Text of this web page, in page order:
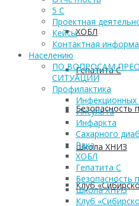
ХОБЛ
Гепатита С
Безопасность
Школа ХНИЗ
Клуб
5 С
Проектная
Кейсы
Контактная
Населению
ПО ВОПРОСАМ
СИТУАЦИЙ
Профилактика
Инфекционных
Инсульта
Инфаркта
Сахарного
Рака
ХОБЛ
Гепатита С
Безопасность
Школа ХНИЗ
Клуб